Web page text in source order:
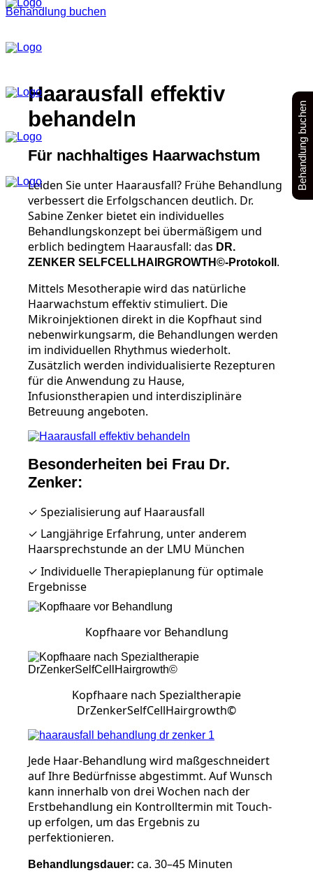
Behandlung buchen
Haarausfall effektiv
behandeln
Für nachhaltiges Haarwachstum
Leiden Sie unter Haarausfall? Frühe Behandlung
verbessert die Erfolgschancen deutlich. Dr.
Sabine Zenker bietet ein individuelles
Behandlungskonzept bei übermäßigem und
erblich bedingtem Haarausfall: das DR.
ZENKER SELFCELLHAIRGROWTH©-Protokoll .
Mittels Mesotherapie wird das natürliche
Haarwachstum effektiv stimuliert. Die
Mikroinjektionen direkt in die Kopfhaut sind
nebenwirkungsarm, die Behandlungen werden
im individuellen Rhythmus wiederholt.
Zusätzlich werden individualisierte Rezepturen
für die Anwendung zu Hause,
Infusionstherapien und interdisziplinäre
Betreuung angeboten.
Besonderheiten bei Frau Dr.
Zenker:
✓ Spezialisierung auf Haarausfall
✓ Langjährige Erfahrung, unter anderem
Haarsprechstunde an der LMU München
✓ Individuelle Therapieplanung für optimale
Ergebnisse
Kopfhaare vor Behandlung
Kopfhaare nach Spezialtherapie
DrZenkerSelfCellHairgrowth©
Jede Haar-Behandlung wird maßgeschneidert
auf Ihre Bedürfnisse abgestimmt. Auf Wunsch
kann innerhalb von drei Wochen nach der
Erstbehandlung ein Kontrolltermin mit Touch-
up erfolgen, um das Ergebnis zu
perfektionieren.
Behandlungsdauer: ca. 30–45 Minuten
Behandlung buchen